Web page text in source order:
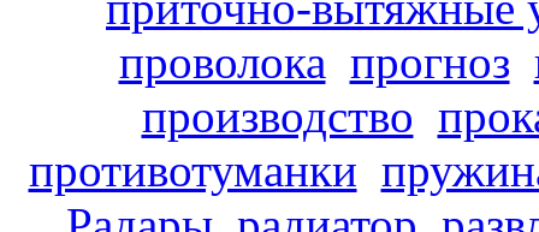
проволока прогноз
производство
противотуманки